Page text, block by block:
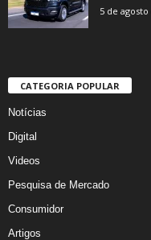
5 de agosto
CATEGORIA POPULAR
Notícias
Digital
Videos
Pesquisa de Mercado
Consumidor
Artigos